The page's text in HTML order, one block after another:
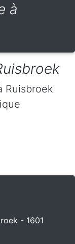
à
Ruisbroek
- 1601